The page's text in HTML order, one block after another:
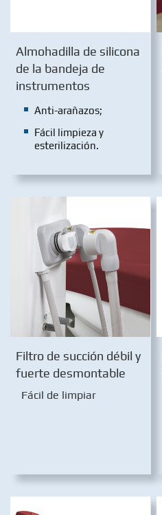
Almohadilla de silicona
de la bandeja de
instrumentos
Anti-arañazos;
Fácil limpieza y
esterilización.
Filtro de succión débil y
fuerte desmontable
Fácil de limpiar